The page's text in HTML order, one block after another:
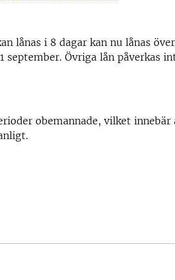
lånas i 8 dagar kan nu lånas
september. Övriga lån påverkas
obemannade, vilket innebär